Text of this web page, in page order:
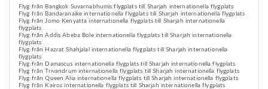
Flyg från Bangkok Suvarnabhumis flygplats till Sharjah internationella flygplats
Flyg från Bandaranaike internationella flygplats till Sharjah internationella flygplats
Flyg från Jomo Kenyatta internationella flygplats till Sharjah internationella
flygplats
Flyg från Addis Abeba Bole internationella flygplats till Sharjah internationella
flygplats
Flyg från Hazrat Shahjalal internationella flygplats till Sharjah internationella
flygplats
Flyg från Damascus internationella flygplats till Sharjah internationella flygplats
Flyg från Trivandrum internationella flygplats till Sharjah internationella flygplats
Flyg från Queen Alia internationella flygplats till Sharjah internationella flygplats
Flyg från Kairos internationella flygplats till Sharjah internationella flygplats